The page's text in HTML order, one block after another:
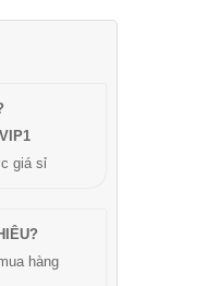
VIP1
giá sỉ
hàng